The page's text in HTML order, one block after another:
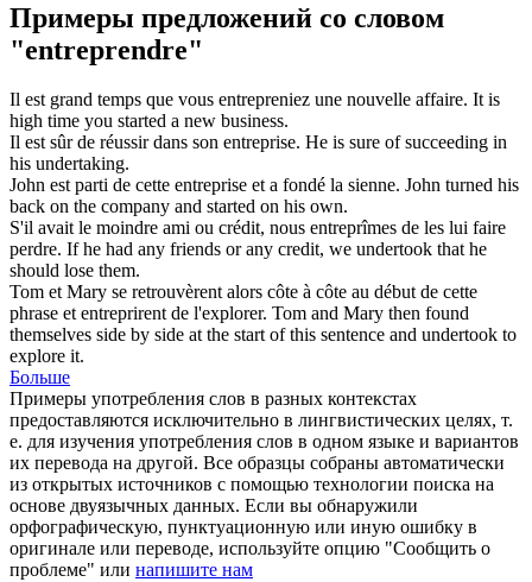
Примеры предложений со словом
"entreprendre"
Il est grand temps que vous entrepreniez une nouvelle affaire. It is
high time you started a new business.
Il est sûr de réussir dans son entreprise. He is sure of succeeding in
his undertaking.
John est parti de cette entreprise et a fondé la sienne. John turned his
back on the company and started on his own.
S'il avait le moindre ami ou crédit, nous entreprîmes de les lui faire
perdre. If he had any friends or any credit, we undertook that he
should lose them.
Tom et Mary se retrouvèrent alors côte à côte au début de cette
phrase etentreprirentde l'explorer. Tom and Mary then found
themselves side by side at the startof this sentence and undertook to
explore it.
Больше
Примеры употребления слов в разных контекстах
предоставляются исключительно в лингвистических целях, т.
е. для изучения употребления слов в одном языке и вариантов
их перевода на другой. Все образцы собраны автоматически
из открытых источников с помощью технологии поиска на
основе двуязычных данных. Если вы обнаружили
орфографическую, пунктуационную или иную ошибку в
оригинале или переводе, используйте опцию "Сообщить о
проблеме" или напишите нам